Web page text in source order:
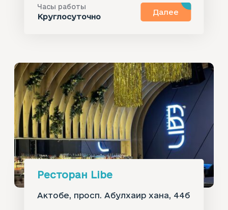
Часы работы
Круглосуточно
Далее
Ресторан Libe
Актобе, просп. Абулхаир хана, 44б